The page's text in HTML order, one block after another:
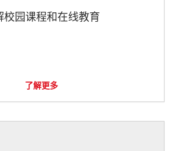
校园课程和在线教育
了解更多